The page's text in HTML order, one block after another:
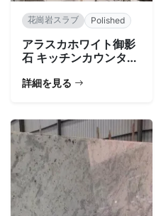
花崗岩スラブ Polished
アラスカホワイト御影
石 キッチンカウンター
詳細を見る